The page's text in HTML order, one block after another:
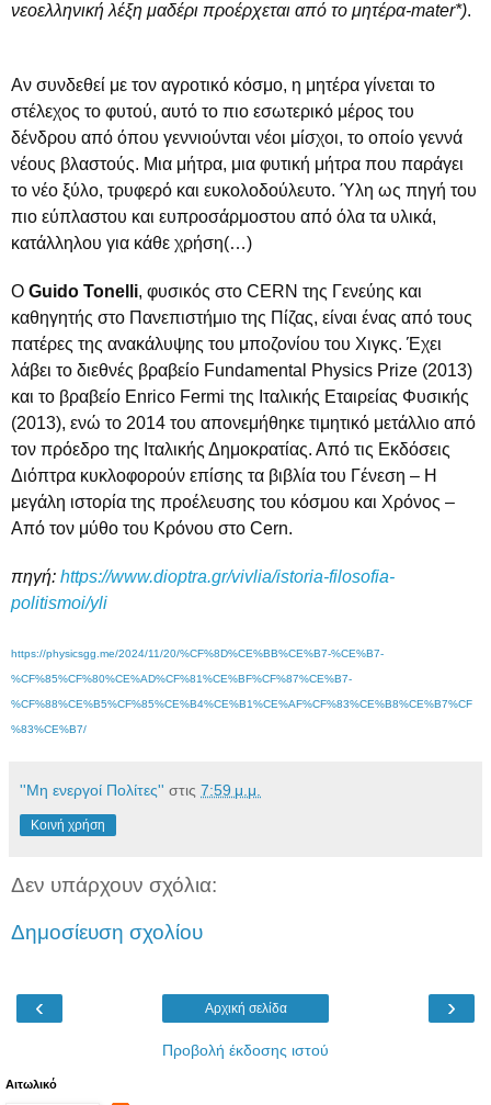
νεοελληνική λέξη μαδέρι προέρχεται από το μητέρα-mater*).
Αν συνδεθεί με τον αγροτικό κόσμο, η μητέρα γίνεται το
στέλεχος το φυτού, αυτό το πιο εσωτερικό μέρος του
δένδρου από όπου γεννιούνται νέοι μίσχοι, το οποίο γεννά
νέους βλαστούς. Μια μήτρα, μια φυτική μήτρα που παράγει
το νέο ξύλο, τρυφερό και ευκολοδούλευτο. Ύλη ως πηγή του
πιο εύπλαστου και ευπροσάρμοστου από όλα τα υλικά,
κατάλληλου για κάθε χρήση(…)
Ο Guido Tonelli, φυσικός στο CERN της Γενεύης και
καθηγητής στο Πανεπιστήμιο της Πίζας, είναι ένας από τους
πατέρες της ανακάλυψης του μποζονίου του Χιγκς. Έχει
λάβει το διεθνές βραβείο Fundamental Physics Prize (2013)
και το βραβείο Enrico Fermi της Ιταλικής Εταιρείας Φυσικής
(2013), ενώ το 2014 του απονεμήθηκε τιμητικό μετάλλιο από
τον πρόεδρο της Ιταλικής Δημοκρατίας. Από τις Εκδόσεις
Διόπτρα κυκλοφορούν επίσης τα βιβλία του Γένεση – Η
μεγάλη ιστορία της προέλευσης του κόσμου και Χρόνος –
Από τον μύθο του Κρόνου στο Cern.
πηγή: https://www.dioptra.gr/vivlia/istoria-filosofia-
politismoi/yli
https://physicsgg.me/2024/11/20/%CF%8D%CE%BB%CE%B7-%CE%B7-
%CF%85%CF%80%CE%AD%CF%81%CE%BF%CF%87%CE%B7-
%CF%88%CE%B5%CF%85%CE%B4%CE%B1%CE%AF%CF%83%CE%B8%CE%B7%CF
%83%CE%B7/
''Μη ενεργοί Πολίτες'' στις 7:59 μ.μ.
Κοινή χρήση
Δεν υπάρχουν σχόλια:
Δημοσίευση σχολίου
‹ ›
Αρχική σελίδα
Προβολή έκδοσης ιστού
Αιτωλικό